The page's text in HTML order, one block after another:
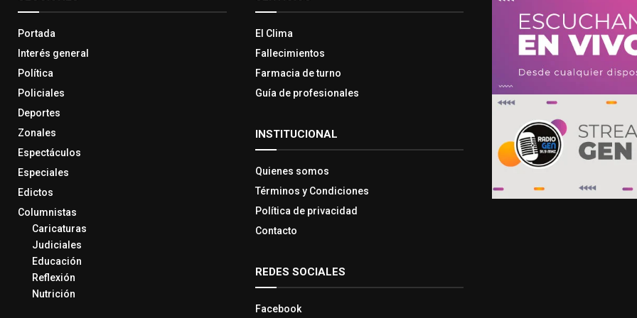
Portada
Interés general
Política
Policiales
Deportes
Zonales
Espectáculos
Especiales
Edictos
Columnistas
Caricaturas
Judiciales
Educación
Reflexión
Nutrición
El Clima
Fallecimientos
Farmacia de turno
Guía de profesionales
INSTITUCIONAL
Quienes somos
Términos y Condiciones
Política de privacidad
Contacto
REDES SOCIALES
Facebook